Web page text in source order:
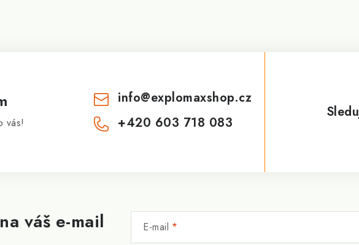
váš e-mail E-mail
vás!
info@explomaxshop.cz
+420 603 718 083